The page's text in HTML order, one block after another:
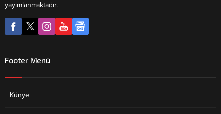
yayımlanmaktadır.
Footer Menü
Künye